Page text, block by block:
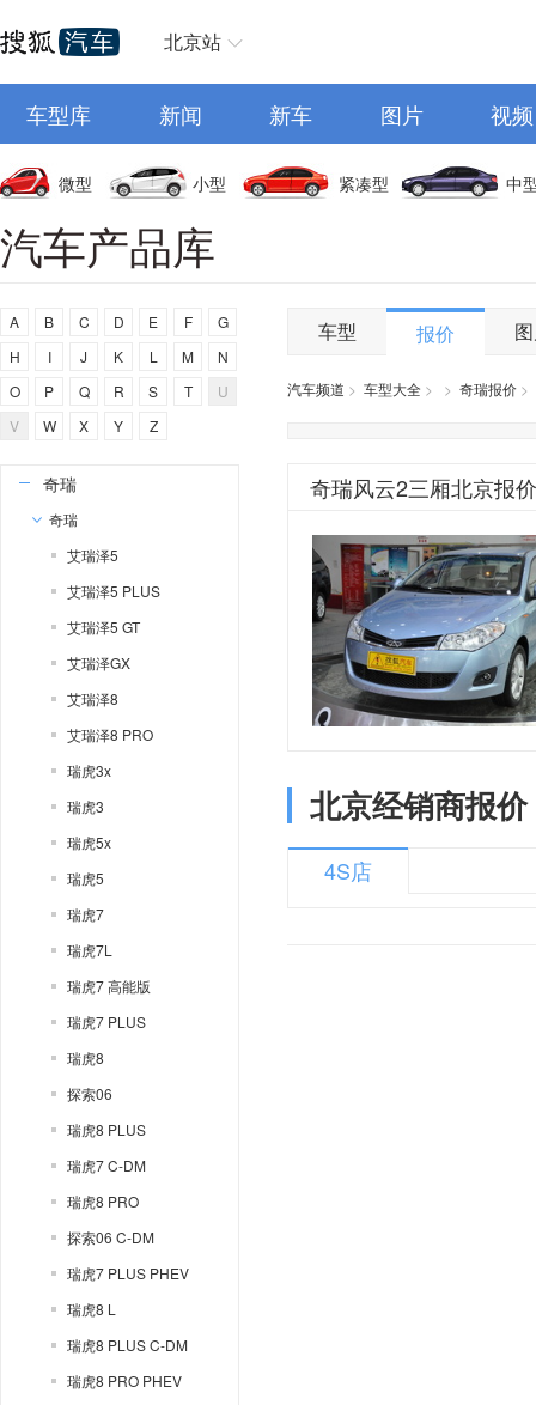
北京站
车型库 新闻 新车 图片 视频
微型 小型 紧凑型 中
汽车产品库
A B C D E F
G
H
I J K L M
N
O
P Q R S T
U
V
W X Y Z
迈凯伦
敏安汽车
N
南京金龙
O
欧拉
P
Polestar
朋克汽车
奇瑞
奇瑞
艾瑞泽5
艾瑞泽5 PLUS
艾瑞泽5 GT
艾瑞泽GX
艾瑞泽8
艾瑞泽8 PRO
瑞虎3x
瑞虎3
瑞虎5x
瑞虎5
瑞虎7
瑞虎7L
瑞虎7 高能版
瑞虎7 PLUS
瑞虎8
探索06
瑞虎8 PLUS
瑞虎7 C-DM
瑞虎8 PRO
探索06 C-DM
瑞虎7 PLUS PHEV
瑞虎8 L
瑞虎8 PLUS C-DM
瑞虎8 PRO PHEV
车型 报价
汽车频道 > 车型大全 > > 奇瑞报价 >
奇瑞风云2三厢北京报价
北京经销商报价
4S店